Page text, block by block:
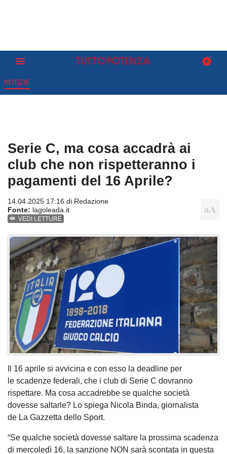
NOTIZIE
Serie C, ma cosa accadrà ai
club che non rispetteranno i
pagamenti del 16 Aprile?
14.04.2025 17:16 di Redazione
Fonte: lagoleada.it
VEDI LETTURE
Il 16 aprile si avvicina e con esso la deadline per
le scadenze federali, che i club di Serie C dovranno
rispettare. Ma cosa accadrebbe se qualche società
dovesse saltarle? Lo spiega Nicola Binda, giornalista
de La Gazzetta dello Sport.
“Se qualche società dovesse saltare la prossima scadenza
di mercoledì 16, la sanzione NON sarà scontata in questa